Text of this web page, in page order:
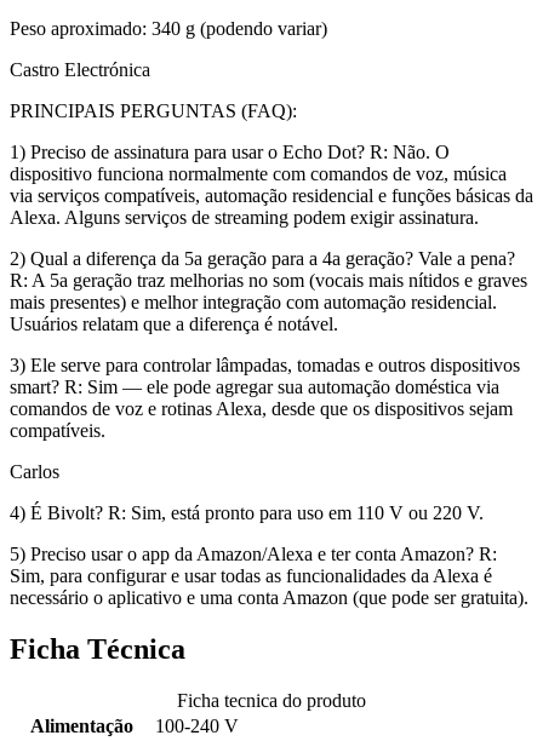
Peso aproximado: 340 g (podendo variar)
Castro Electrónica
PRINCIPAIS PERGUNTAS (FAQ):
1) Preciso de assinatura para usar o Echo Dot? R: Não. O
dispositivo funciona normalmente com comandos de voz, música
via serviços compatíveis, automação residencial e funções básicas da
Alexa. Alguns serviços de streaming podem exigir assinatura.
2) Qual a diferença da 5a geração para a 4a geração? Vale a pena?
R: A 5a geração traz melhorias no som (vocais mais nítidos e graves
mais presentes) e melhor integração com automação residencial.
Usuários relatam que a diferença é notável.
3) Ele serve para controlar lâmpadas, tomadas e outros dispositivos
smart? R: Sim — ele pode agregar sua automação doméstica via
comandos de voz e rotinas Alexa, desde que os dispositivos sejam
compatíveis.
Carlos
4) É Bivolt? R: Sim, está pronto para uso em 110 V ou 220 V.
5) Preciso usar o app da Amazon/Alexa e ter conta Amazon? R:
Sim, para configurar e usar todas as funcionalidades da Alexa é
necessário o aplicativo e uma conta Amazon (que pode ser gratuita).
Ficha Técnica
Ficha tecnica do produto
Alimentação
100-240 V